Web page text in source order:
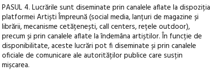
PASUL 4. Lucrările sunt diseminate prin canalele aflate la dispoziția
platformei Artiști Împreună (social media, lanțuri de magazine și
librării, mecanisme cetățenești, call centers, rețele outdoor),
precum și prin canalele aflate la îndemâna artiștilor. În funcție de
disponibilitate, aceste lucrări pot fi diseminate și prin canalele
oficiale de comunicare ale autorităților publice care susțin
mișcarea.